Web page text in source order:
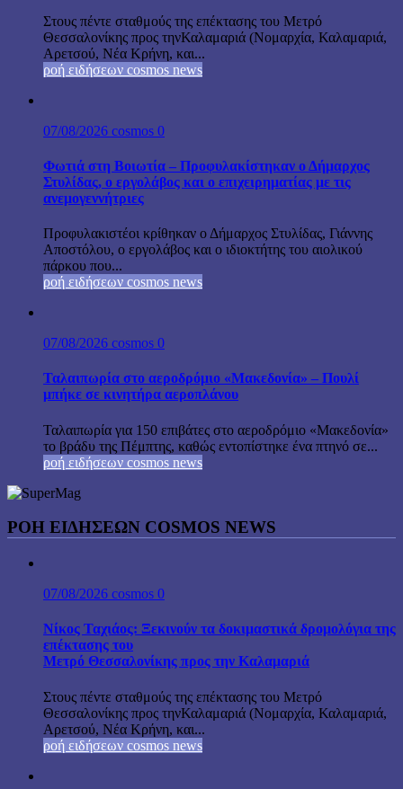
Στους πέντε σταθμούς της επέκτασης του Μετρό
Θεσσαλονίκης προς τηνΚαλαμαριά (Νομαρχία, Καλαμαριά,
Αρετσού, Νέα Κρήνη, και...
ροή ειδήσεων cosmos news
07/08/2026 cosmos 0
Φωτιά στη Βοιωτία – Προφυλακίστηκαν ο Δήμαρχος
Στυλίδας, ο εργολάβος και ο επιχειρηματίας με τις
ανεμογεννήτριες
Προφυλακιστέοι κρίθηκαν ο Δήμαρχος Στυλίδας, Γιάννης
Αποστόλου, ο εργολάβος και ο ιδιοκτήτης του αιολικού
πάρκου που...
ροή ειδήσεων cosmos news
07/08/2026 cosmos 0
Ταλαιπωρία στο αεροδρόμιο «Μακεδονία» – Πουλί
μπήκε σε κινητήρα αεροπλάνου
Ταλαιπωρία για 150 επιβάτες στο αεροδρόμιο «Μακεδονία»
το βράδυ της Πέμπτης, καθώς εντοπίστηκε ένα πτηνό σε...
ροή ειδήσεων cosmos news
ΡΟΉ ΕΙΔΉΣΕΩΝ COSMOS NEWS
07/08/2026 cosmos 0
Νίκος Ταχιάος: Ξεκινούν τα δοκιμαστικά δρομολόγια της
επέκτασης του
Μετρό Θεσσαλονίκης προς την Καλαμαριά
Στους πέντε σταθμούς της επέκτασης του Μετρό
Θεσσαλονίκης προς τηνΚαλαμαριά (Νομαρχία, Καλαμαριά,
Αρετσού, Νέα Κρήνη, και...
ροή ειδήσεων cosmos news